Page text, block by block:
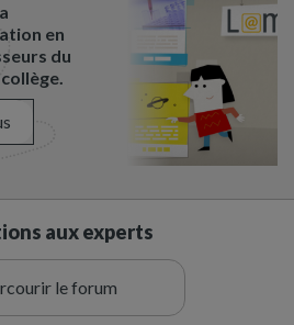
en
du
aux experts
le forum